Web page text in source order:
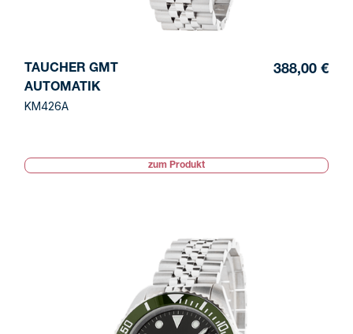
TAUCHER GMT
AUTOMATIK
KM426A
388,00 €
zum Produkt